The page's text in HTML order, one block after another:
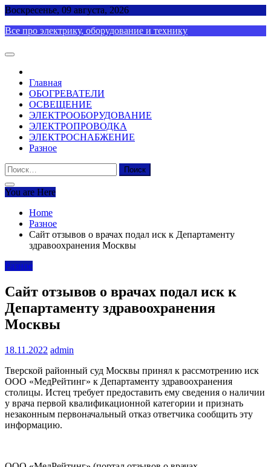
Skip
content
Воскресенье, 09 августа, 2026
Все про электрику, оборудование и технику
Главная
ОБОГРЕВАТЕЛИ
ОСВЕЩЕНИЕ
ЭЛЕКТРООБОРУДОВАНИЕ
ЭЛЕКТРОПРОВОДКА
ЭЛЕКТРОСНАБЖЕНИЕ
Разное
Найти:
You are Here
Home
Разное
Сайт отзывов о врачах подал иск к Департаменту
здравоохранения Москвы
Разное
Сайт отзывов о врачах подал иск к
Департаменту здравоохранения
Москвы
18.11.2022 admin
Тверской районный суд Москвы принял к рассмотрению иск
ООО «МедРейтинг» к Департаменту здравоохранения
столицы. Истец требует предоставить ему сведения о наличии
у врача первой квалификационной категории и признать
незаконным первоначальный отказ ответчика сообщить эту
информацию.